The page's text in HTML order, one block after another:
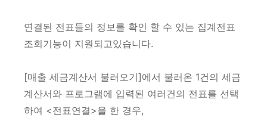
연결된 전표들의 정보를 확인 할 수 있는 집계전표
조회기능이 지원되고있습니다.
[매출 세금계산서 불러오기]에서 불러온 1건의 세금
계산서와 프로그램에 입력된 여러건의 전표를 선택
하여 <전표연결>을 한 경우,